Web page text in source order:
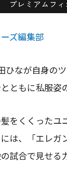
ズ編集部
ひなが自身の
ともに私服姿
をくくったユ
は、「エレガ
試合で見せる